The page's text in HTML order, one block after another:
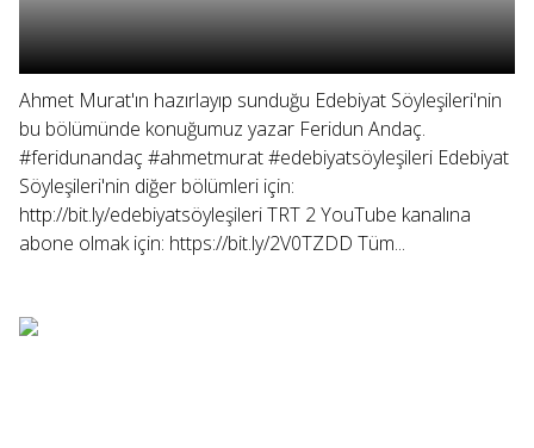
Ahmet Murat'ın hazırlayıp sunduğu Edebiyat Söyleşileri'nin
bu bölümünde konuğumuz yazar Feridun Andaç.
#feridunandaç #ahmetmurat #edebiyatsöyleşileri Edebiyat
Söyleşileri'nin diğer bölümleri için:
http://bit.ly/edebiyatsöyleşileri TRT 2 YouTube kanalına
abone olmak için: https://bit.ly/2V0TZDD Tüm...